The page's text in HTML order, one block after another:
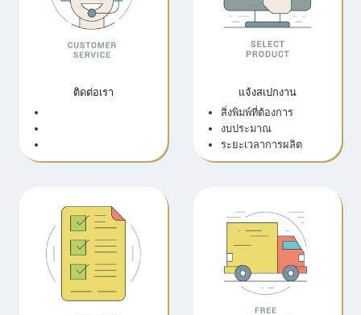
ติดต่อเรา
แจ้งสเปกงาน
สิ่งพิมพ์ที่ต้องการ
งบประมาณ
ระยะเวลาการผลิต